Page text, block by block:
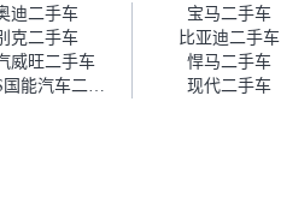
迪二手车 宝马二手车
克二手车 比亚迪二手车
威旺二手车 悍马二手车
NEVS国能汽车二手车 现代二手车